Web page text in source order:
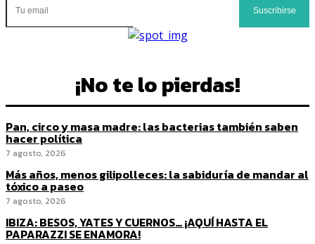
Suscribirse
¡No te lo pierdas!
Pan, circo y masa madre: las bacterias también saben
hacer política
7 agosto, 2026
Más años, menos gilipolleces: la sabiduría de mandar al
tóxico a paseo
7 agosto, 2026
IBIZA: BESOS, YATES Y CUERNOS… ¡AQUÍ HASTA EL
PAPARAZZI SE ENAMORA!